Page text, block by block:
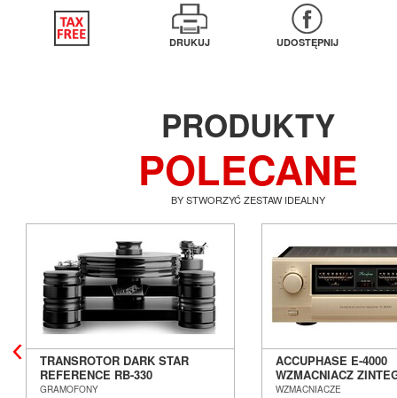
DRUKUJ UDOSTĘPNIJ
PRODUKTY
POLECANE
BY STWORZYĆ ZESTAW IDEALNY
TRANSROTOR DARK STAR
REFERENCE RB-330
GRAMOFON ANALOGOWY
GRAMOFONY
ACCUPHASE E-4000
WZMACNIACZ
SALON POZNAŃ
WZMACNIACZE